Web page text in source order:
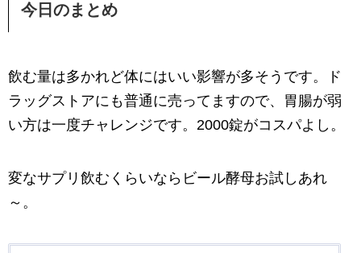
今日のまとめ
飲む量は多かれど体にはいい影響が多そうです。ド
ラッグストアにも普通に売ってますので、胃腸が弱
い方は一度チャレンジです。2000錠がコスパよし。
変なサプリ飲むくらいならビール酵母お試しあれ
～。